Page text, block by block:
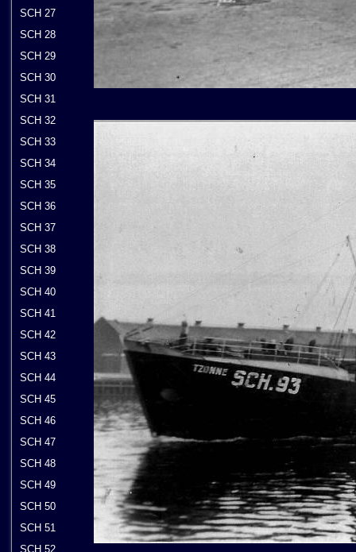
SCH 27
SCH 28
SCH 29
SCH 30
SCH 31
SCH 32
SCH 33
SCH 34
SCH 35
SCH 36
SCH 37
SCH 38
SCH 39
SCH 40
SCH 41
SCH 42
SCH 43
SCH 44
SCH 45
SCH 46
SCH 47
SCH 48
SCH 49
SCH 50
SCH 51
SCH 52